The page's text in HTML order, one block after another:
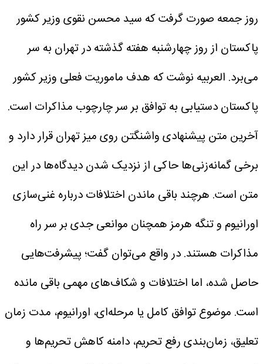
روز جمعه صورت گرفت که سید محسن نقوی وزیر کشور
پاکستان از روز چهارشنبه هفته گذشته در تهران به سر
می‌برد. العربیه نوشت که هدف ماموریت فعلی وزیر کشور
پاکستان دستیابی به توافق بر سر چارچوب مذاکرات است.
آخرین متن پیشنهادی واشنگتن روی میز تهران قرار دارد و
برخی گمانه‌زنی‌ها حاکی از نزدیک شدن دیدگاه‌ها در این
متن است. هرچند باقی ماندن اختلافات درباره غنی‌سازی
اورانیوم و تنگه هرمز همچنان موانعی جدی بر سر راه
مذاکرات هستند. در واقع می‌توان گفت؛ پیشرفت‌هایی
حاصل شده، اما اختلافات و شکاف‌های مهمی باقی مانده
است. موضوع توافق کامل یا مرحله‌ای، اورانیوم، مدت زمان
تعلیق، زمان‌بندی رفع تحریم، دامنه کاهش تحریم‌ها و